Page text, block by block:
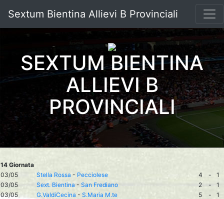
Sextum Bientina Allievi B Provinciali
SEXTUM BIENTINA
ALLIEVI B
PROVINCIALI
14 Giornata
03/05
Stella Rossa - Pecciolese 4 -
1
03/05
Sext. Bientina - San Frediano 2 -
1
03/05
G.ValdiCecina - S.Maria M.te 5 -
1